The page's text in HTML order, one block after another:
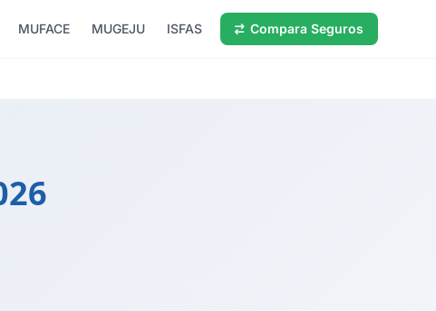
MUFACE MUGEJU ISFAS Compara Seguros